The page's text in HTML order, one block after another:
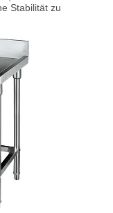
Stabilität zu